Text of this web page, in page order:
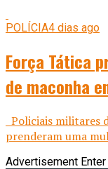
POLÍCIA4 dias ago
Força Tática
de maconha
Policiais militares
prenderam uma
Advertisement